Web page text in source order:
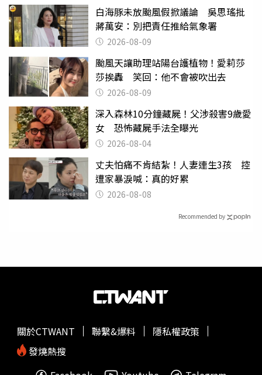
白海豚未放颱風假掀議論 吳思瑤批
蔣萬安：別把責任推給氣象署
2026-08-09
颱風天讓助理站陽台護植物！愛莉莎
莎挨轟 笑回：他不會被吹出去
2026-08-09
深入森林10分鐘藏屍！父涉殺害9歲愛
女 恐怖藏屍手法全曝光
2026-08-04
丈夫怕痛不肯結紮！人妻連生3孩 控
遭家暴淚喊：真的好累
2026-08-08
Recommended by
關於CTWANT 聯繫&爆料
隱私權政策
發燒熱搜